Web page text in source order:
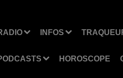
INFOS
HOROSCOPE